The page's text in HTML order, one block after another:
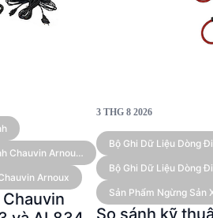
Chauvin Arnoux
Arnoux
3 THG 8 2026
Bộ Ghi Dữ Liệu Dòng
Bộ Ghi Dữ Liệu Dòng
Sản Phẩm Ngừng Sản
So sánh kỹ